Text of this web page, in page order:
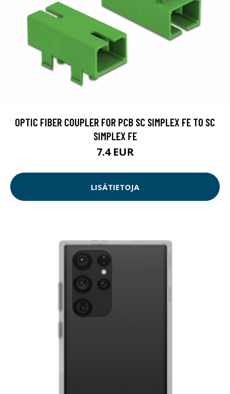
OPTIC FIBER COUPLER FOR PCB SC SIMPLEX FE TO SC
SIMPLEX FE
7.4 EUR
LISÄTIETOJA